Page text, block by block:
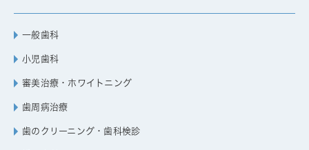
一般歯科
小児歯科
審美治療・ホワイトニング
歯周病治療
歯のクリーニング・歯科検診